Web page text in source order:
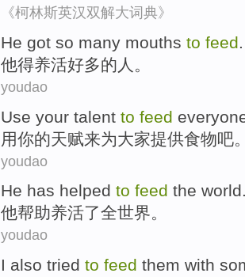
《柯林斯英汉双解大词典》
He got so many mouths to feed.
他得养活好多的人。
youdao
Use your talent to feed
用你的天赋来为大家提供食物吧
youdao
He has helped to feed the
他帮助养活了全世界。
youdao
I also tried to feed them with